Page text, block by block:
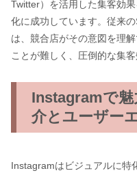
Twitter）を活用した集客効
化に成功しています。従来
は、競合店がその意図を理
ことが難しく、圧倒的な集
Instagramで
介とユーザー
Instagramはビジュアルに特